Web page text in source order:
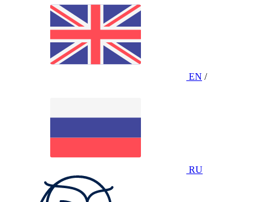
EN /
RU